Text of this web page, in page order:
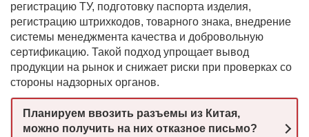
регистрацию ТУ, подготовку паспорта изделия,
регистрацию штрихкодов, товарного знака, внедрение
системы менеджмента качества и добровольную
сертификацию. Такой подход упрощает вывод
продукции на рынок и снижает риски при проверках со
стороны надзорных органов.
Планируем ввозить разъемы из Китая,
можно получить на них отказное письмо?